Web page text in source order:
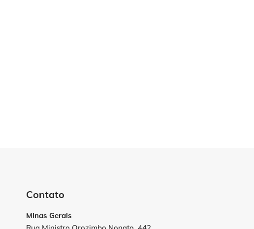
Contato
Minas Gerais